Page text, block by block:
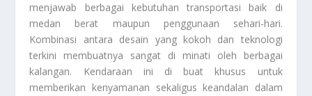
menjawab berbagai kebutuhan transportasi baik di
medan berat maupun penggunaan sehari-hari.
Kombinasi antara desain yang kokoh dan teknologi
terkini membuatnya sangat di minati oleh berbagai
kalangan. Kendaraan ini di buat khusus untuk
memberikan kenyamanan sekaligus keandalan dalam